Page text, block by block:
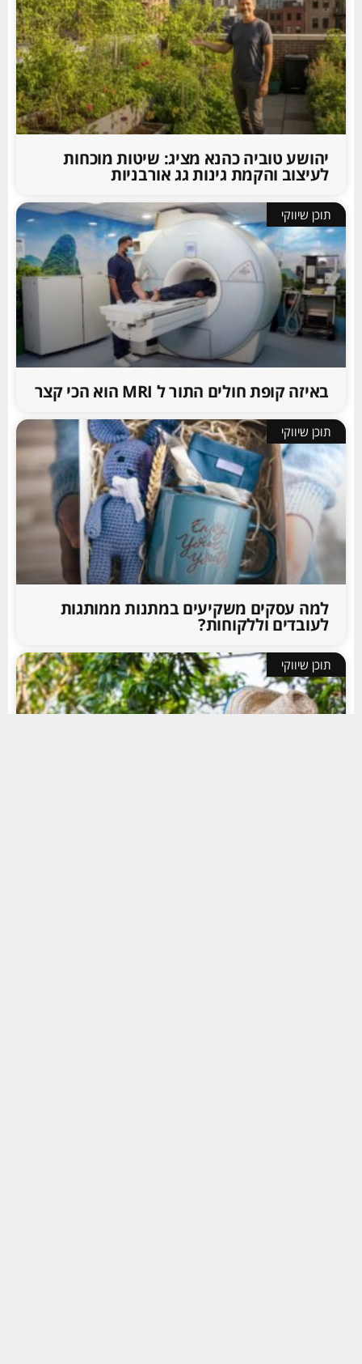
יהושע טוביה כהנא מציג: שיטות מוכחות
לעיצוב והקמת גינות גג אורבניות
תוכן שיווקי
באיזה קופת חולים התור ל MRI הוא הכי קצר
תוכן שיווקי
למה עסקים משקיעים במתנות ממותגות
לעובדים וללקוחות?
תוכן שיווקי